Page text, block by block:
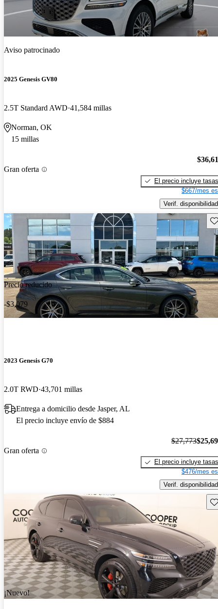
Aviso patrocinado
2025 Genesis GV80
2.5T Standard AWD 41,584 millas
Norman, OK
15 millas
Gran oferta
El precio incluye tasas
$667/mes
Verif. disponibilidad
Precio reducido
-$3,079
2023 Genesis G70
2.0T RWD 43,701 millas
Entrega a domicilio desde Jasper, AL
El precio incluye envío de $884
Gran oferta
$27,773
El precio incluye tasas
$476/mes
Verif. disponibilidad
¡Nuevo!